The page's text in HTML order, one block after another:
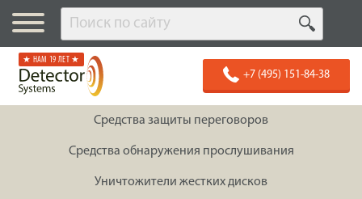
★ НАМ 19 ЛЕТ ★
+7 (495) 151-84-38
Средства защиты переговоров
Средства обнаружения прослушивания
Уничтожители жестких дисков